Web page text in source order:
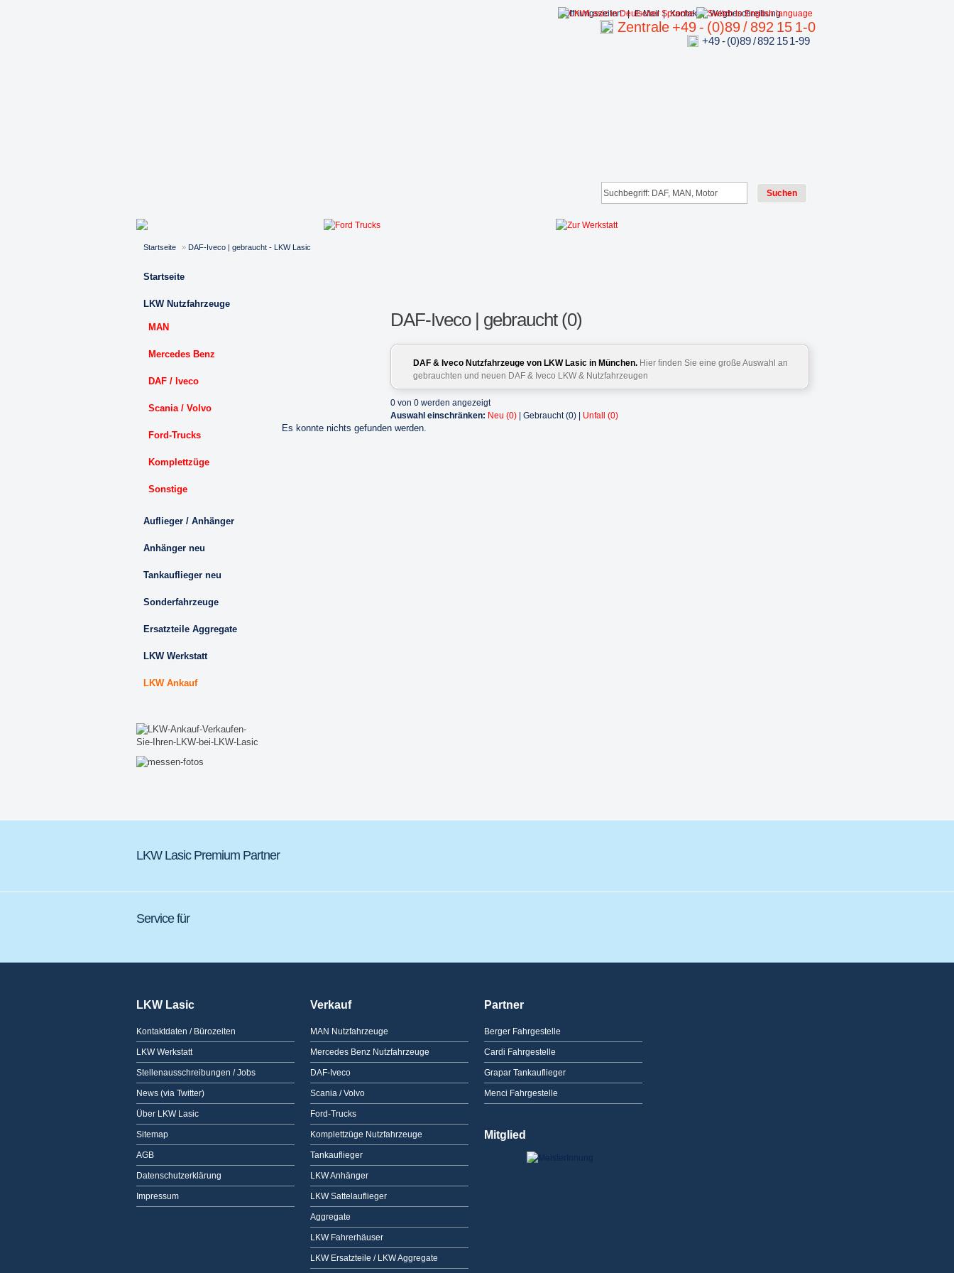
Wegbeschreibung
Kontakt |
E-Mail |
Öffnungszeiten: |
Zentrale +49 - (0)89 / 892 15 1-0
+49 - (0)89 / 892 15 1-99
Startseite » DAF-Iveco | gebraucht - LKW Lasic
Startseite
LKW Nutzfahrzeuge
MAN
Mercedes Benz
DAF / Iveco
Scania / Volvo
Ford-Trucks
Komplettzüge
Sonstige
Auflieger / Anhänger
Anhänger neu
Tankauflieger neu
Sonderfahrzeuge
Ersatzteile Aggregate
LKW Werkstatt
LKW Ankauf
DAF-Iveco | gebraucht (0)
DAF & Iveco Nutzfahrzeuge von LKW Lasic in München. Hier finden Sie eine große Auswahl an
gebrauchten und neuen DAF & Iveco LKW & Nutzfahrzeugen
0 von 0 werden angezeigt
Auswahl einschränken: Neu (0) | Gebraucht (0) | Unfall (0)
Es konnte nichts gefunden werden.
LKW Lasic Premium Partner
Service für
LKW Lasic
Kontaktdaten / Bürozeiten
LKW Werkstatt
Stellenausschreibungen / Jobs
News (via Twitter)
Über LKW Lasic
Sitemap
AGB
Datenschutzerklärung
Impressum
Verkauf
MAN Nutzfahrzeuge
Mercedes Benz Nutzfahrzeuge
DAF-Iveco
Scania / Volvo
Ford-Trucks
Komplettzüge Nutzfahrzeuge
Tankauflieger
LKW Anhänger
LKW Sattelauflieger
Aggregate
LKW Fahrerhäuser
LKW Ersatzteile / LKW Aggregate
Partner
Berger Fahrgestelle
Cardi Fahrgestelle
Grapar Tankauflieger
Menci Fahrgestelle
Mitglied